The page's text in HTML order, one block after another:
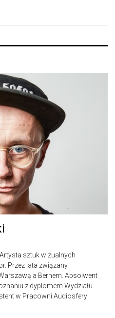
sztuk wizualnych
Przez lata związany
a Bernem. Absolwent
z dyplomem Wydziału
w Pracowni Audiosfery